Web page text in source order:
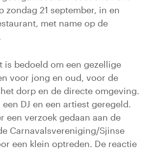
zondag 21 september, in en
met name op de
is bedoeld om een gezellige
voor jong en oud, voor de
dorp en de directe omgeving.
DJ en een artiest geregeld.
een verzoek gedaan aan de
Carnavalsvereniging/Sjinse
een klein optreden. De reactie